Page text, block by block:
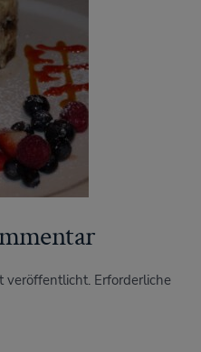
veröffentlicht. Erforderliche